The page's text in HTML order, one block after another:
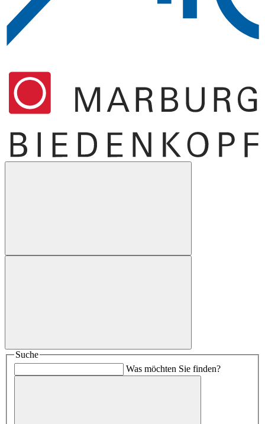
Suche
Was möchten Sie finden?